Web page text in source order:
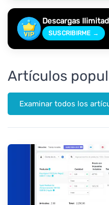
Descargas
SUSCRIBIRME →
Artículos
Examinar todos los